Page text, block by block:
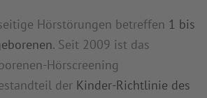
Hörstörungen betreffen 1 bis
. Seit 2009 ist das
Hörscreening
der Kinder-Richtlinie des